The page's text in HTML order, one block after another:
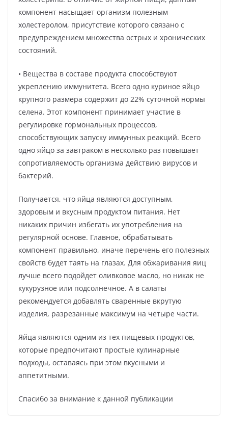
компонент насыщает организм полезным
холестеролом, присутствие которого связано с
предупреждением множества острых и хронических
состояний.
• Вещества в составе продукта способствуют
укреплению иммунитета. Всего одно куриное яйцо
крупного размера содержит до 22% суточной нормы
селена. Этот компонент принимает участие в
регулировке гормональных процессов,
способствующих запуску иммунных реакций. Всего
одно яйцо за завтраком в несколько раз повышает
сопротивляемость организма действию вирусов и
бактерий.
Получается, что яйца являются доступным,
здоровым и вкусным продуктом питания. Нет
никаких причин избегать их употребления на
регулярной основе. Главное, обрабатывать
компонент правильно, иначе перечень его полезных
свойств будет таять на глазах. Для обжаривания яиц
лучше всего подойдет оливковое масло, но никак не
кукурузное или подсолнечное. А в салаты
рекомендуется добавлять сваренные вкрутую
изделия, разрезанные максимум на четыре части.
Яйца являются одним из тех пищевых продуктов,
которые предпочитают простые кулинарные
подходы, оставаясь при этом вкусными и
аппетитными.
Спасибо за внимание к данной публикации